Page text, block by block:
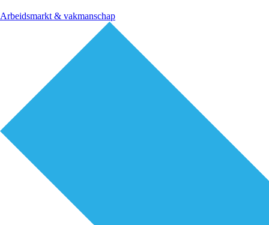
Arbeidsmarkt & vakmanschap